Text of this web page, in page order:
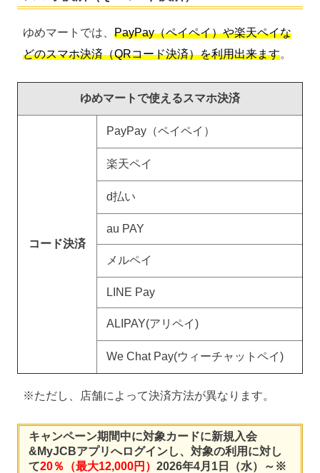
ゆめマートでは、 PayPay（ペイペイ）や楽天ペイな
どのスマホ決済（QRコード決済）を利用出来ます。
ゆめマートで使えるスマホ決済
コード決済
PayPay（ペイペイ）
楽天ペイ
d払い
au PAY
メルペイ
LINE Pay
ALIPAY(アリペイ)
We Chat Pay(ウィーチャットペイ)
※ただし、店舗によって決済方法が異なります。
キャンペーン期間中に対象カードに新規入会
&MyJCBアプリへログインし、対象の利用に対し
て20％（最大12,000円） 2026年4月1日（水）～※